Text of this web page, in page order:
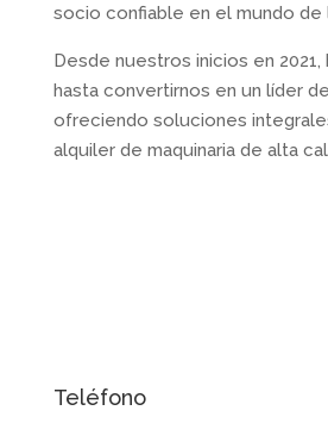
socio confiable en el mundo de
Desde nuestros inicios en
hasta convertirnos en un líder
ofreciendo soluciones
alquiler de maquinaria de alta
Teléfono